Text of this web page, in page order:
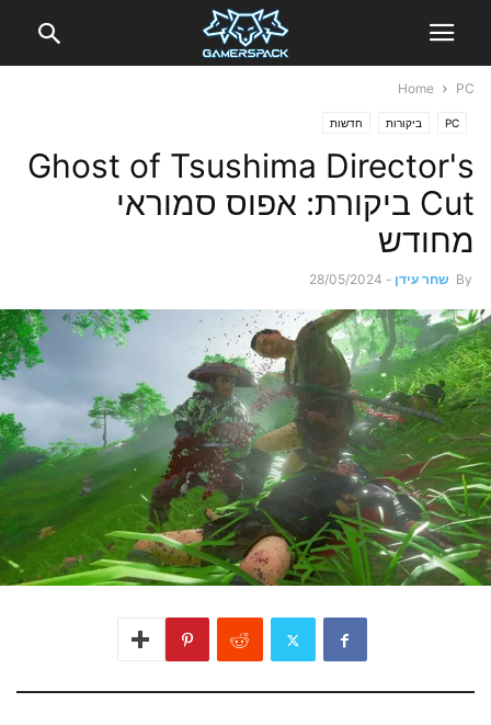
Home PC
PC ביקורות חדשות
Ghost of Tsushima Director's
Cut ביקורת: אפוס סמוראי
מחודש
By שחר עידן -
28/05/2024